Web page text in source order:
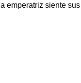
emperatriz siente